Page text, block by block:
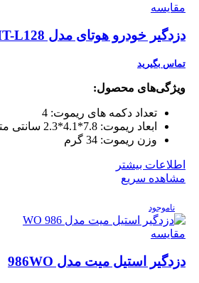
مقایسه
دزدگیر خودرو هوتای مدل HT-L128
تماس بگیرید
ویژگی‌های محصول:
تعداد دکمه های ریموت: 4
ابعاد ریموت: 7.8*4.1*2.3 سانتی متر
وزن ریموت: 34 گرم
اطلاعات بیشتر
مشاهده سریع
ناموجود
مقایسه
دزدگیر استیل میت مدل 986WO